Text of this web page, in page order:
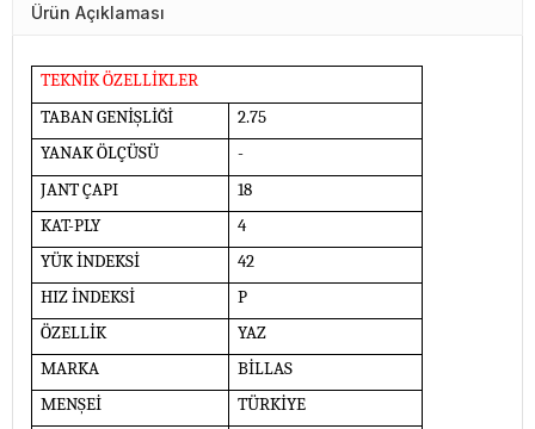
Ürün Açıklaması
TEKNİK ÖZELLİKLER
TABAN GENİŞLİĞİ
2.75
YANAK ÖLÇÜSÜ
-
JANT ÇAPI
18
KAT-PLY
4
YÜK İNDEKSİ
42
HIZ İNDEKSİ
P
ÖZELLİK
YAZ
MARKA
BİLLAS
MENŞEİ
TÜRKİYE